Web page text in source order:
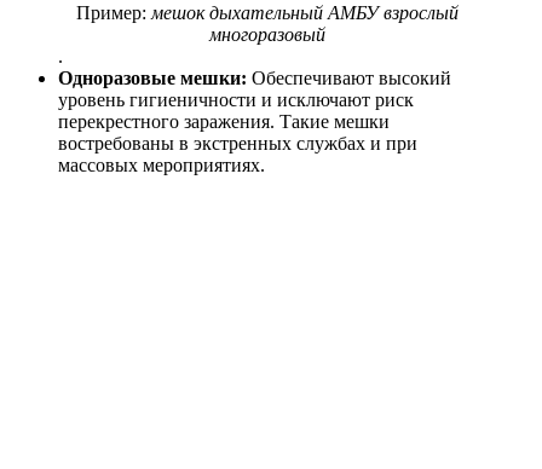
Пример: мешок дыхательный АМБУ взрослый
многоразовый
.
Одноразовые мешки: Обеспечивают высокий
уровень гигиеничности и исключают риск
перекрестного заражения. Такие мешки
востребованы в экстренных службах и при
массовых мероприятиях.